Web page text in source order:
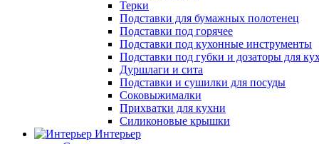
Терки
Подставки для бумажных полотенец
Подставки под горячее
Подставки под кухонные инструменты
Подставки под губки и дозаторы для
Дуршлаги и сита
Подставки и сушилки для посуды
Соковыжималки
Прихватки для кухни
Силиконовые крышки
Интерьер